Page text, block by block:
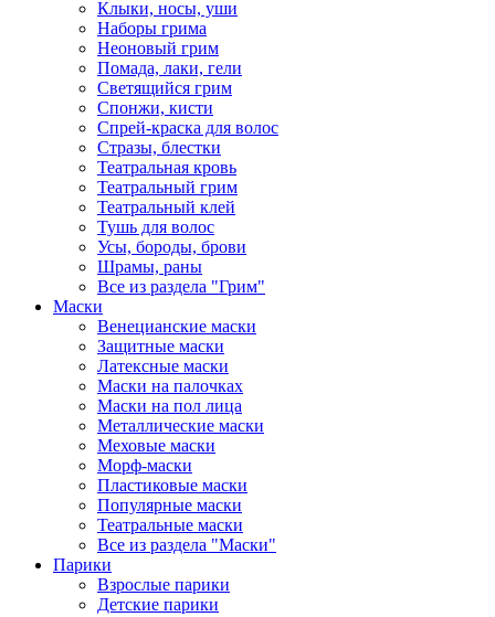
Клыки, носы, уши
Наборы грима
Неоновый грим
Помада, лаки, гели
Светящийся грим
Спонжи, кисти
Спрей-краска для волос
Стразы, блестки
Театральная кровь
Театральный грим
Театральный клей
Тушь для волос
Усы, бороды, брови
Шрамы, раны
Все из раздела "Грим"
Маски
Венецианские маски
Защитные маски
Латексные маски
Маски на палочках
Маски на пол лица
Металлические маски
Меховые маски
Морф-маски
Пластиковые маски
Популярные маски
Театральные маски
Все из раздела "Маски"
Парики
Взрослые парики
Детские парики